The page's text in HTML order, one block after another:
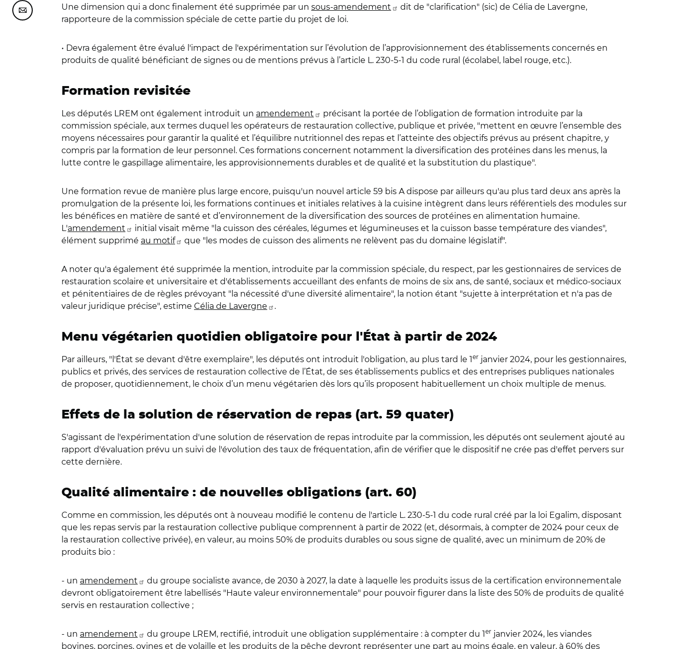
Partager cette page sur Courriel
Une dimension qui a donc finalement été supprimée par un sous-amendement
dit de "clarification" (sic) de Célia de Lavergne,
rapporteure de la commission spéciale de cette partie du projet de loi.
• Devra également être évalué l'impact de l'expérimentation sur l’évolution de l’approvisionnement des établissements concernés en
produits de qualité bénéficiant de signes ou de mentions prévus à l’article L. 230-5-1 du code rural (écolabel, label rouge, etc.).
Formation revisitée
Les députés LREM ont également introduit un amendement
précisant la portée de l’obligation de formation introduite par la
commission spéciale, aux termes duquel les opérateurs de restauration collective, publique et privée, "mettent en œuvre l’ensemble des
moyens nécessaires pour garantir la qualité et l’équilibre nutritionnel des repas et l’atteinte des objectifs prévus au présent chapitre, y
compris par la formation de leur personnel. Ces formations concernent notamment la diversification des protéines dans les menus, la
lutte contre le gaspillage alimentaire, les approvisionnements durables et de qualité et la substitution du plastique".
Une formation revue de manière plus large encore, puisqu'un nouvel article 59 bis A dispose par ailleurs qu'au plus tard deux ans après la
promulgation de la présente loi, les formations continues et initiales relatives à la cuisine intègrent dans leurs référentiels des modules sur
les bénéfices en matière de santé et d’environnement de la diversification des sources de protéines en alimentation humaine.
L'amendement
initial visait même "la cuisson des céréales, légumes et légumineuses et la cuisson basse température des viandes",
élément supprimé au motif que "les modes de cuisson des aliments ne relèvent pas du domaine législatif".
A noter qu'a également été supprimée la mention, introduite par la commission spéciale, du respect, par les gestionnaires de services de
restauration scolaire et universitaire et d'établissements accueillant des enfants de moins de six ans, de santé, sociaux et médico-sociaux
et pénitentiaires de de règles prévoyant "la nécessité d'une diversité alimentaire", la notion étant "sujette à interprétation et n'a pas de
valeur juridique précise", estime Célia de Lavergne .
Menu végétarien quotidien obligatoire pour l'État à partir de 2024
Par ailleurs, "l'État se devant d'être exemplaire", les députés ont introduit l'obligation, au plus tard le 1er janvier 2024, pour les gestionnaires,
publics et privés, des services de restauration collective de l’État, de ses établissements publics et des entreprises publiques nationales
de proposer, quotidiennement, le choix d’un menu végétarien dès lors qu’ils proposent habituellement un choix multiple de menus.
Effets de la solution de réservation de repas (art. 59 quater)
S'agissant de l'expérimentation d'une solution de réservation de repas introduite par la commission, les députés ont seulement ajouté au
rapport d'évaluation prévu un suivi de l'évolution des taux de fréquentation, afin de vérifier que le dispositif ne crée pas d'effet pervers sur
cette dernière.
Qualité alimentaire : de nouvelles obligations (art. 60)
Comme en commission, les députés ont à nouveau modifié le contenu de l'article L. 230-5-1 du code rural créé par la loi Egalim, disposant
que les repas servis par la restauration collective publique comprennent à partir de 2022 (et, désormais, à compter de 2024 pour ceux de
la restauration collective privée), en valeur, au moins 50% de produits durables ou sous signe de qualité, avec un minimum de 20% de
produits bio :
- un amendement
du groupe socialiste avance, de 2030 à 2027, la date à laquelle les produits issus de la certification environnementale
devront obligatoirement être labellisés "Haute valeur environnementale" pour pouvoir figurer dans la liste des 50% de produits de qualité
servis en restauration collective ;
- un amendement du groupe LREM, rectifié, introduit une obligation supplémentaire : à compter du 1er janvier 2024, les viandes
bovines, porcines, ovines et de volaille et les produits de la pêche devront représenter une part au moins égale, en valeur, à 60% des